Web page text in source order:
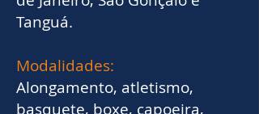
Tanguá.
Modalidades:
Alongamento, atletismo,
basquete, boxe, capoeira,